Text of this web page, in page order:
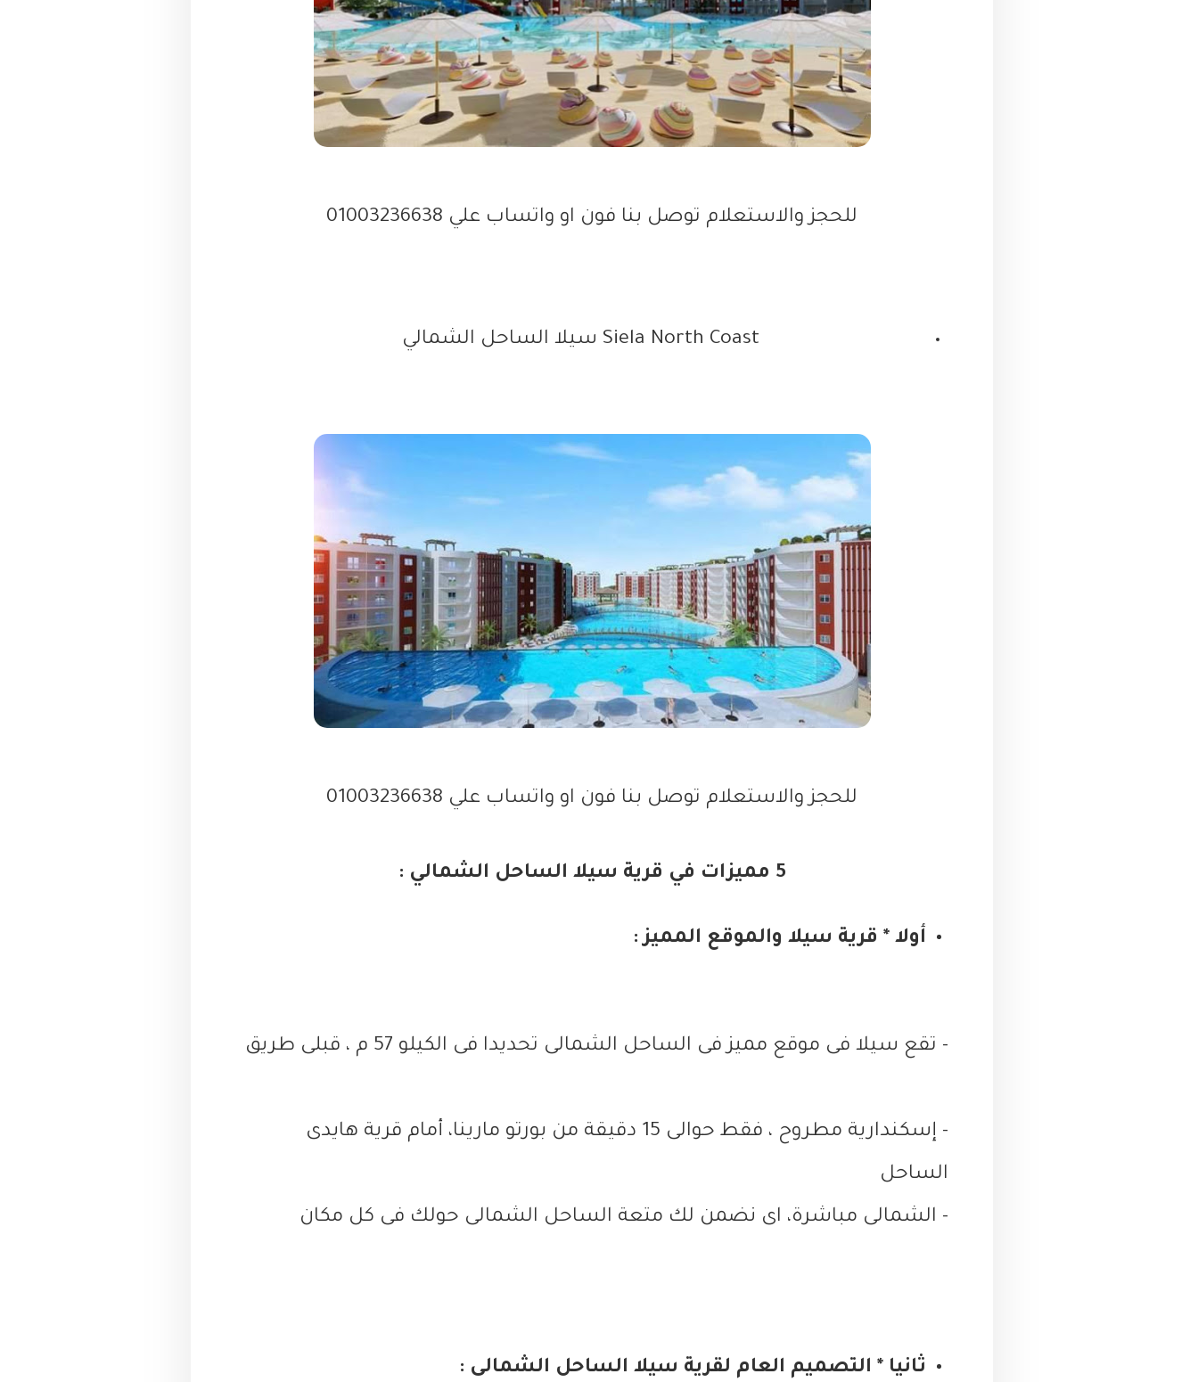
للحجز والاستعلام توصل بنا فون او واتساب علي 01003236638
Siela North Coast سيلا الساحل الشمالي
للحجز والاستعلام توصل بنا فون او واتساب علي 01003236638
5 مميزات في قرية سيلا الساحل الشمالي :
أولا * قرية سيلا والموقع المميز :
- تقع سيلا فى موقع مميز فى الساحل الشمالى تحديدا فى الكيلو 57 م ، قبلى طريق
- إسكندارية مطروح ، فقط حوالى 15 دقيقة من بورتو مارينا، أمام قرية هايدى
الساحل
- الشمالى مباشرة، اى نضمن لك متعة الساحل الشمالى حولك فى كل مكان
ثانيا * التصميم العام لقرية سيلا الساحل الشمالى :